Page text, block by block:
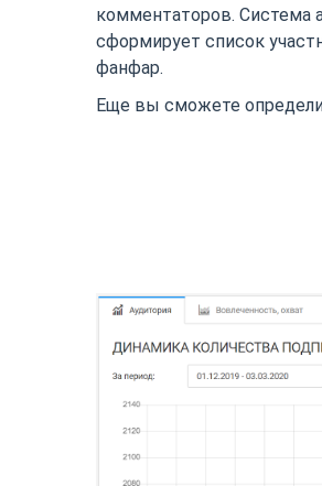
комментаторов. Система
сформирует список
фанфар.
Еще вы сможете